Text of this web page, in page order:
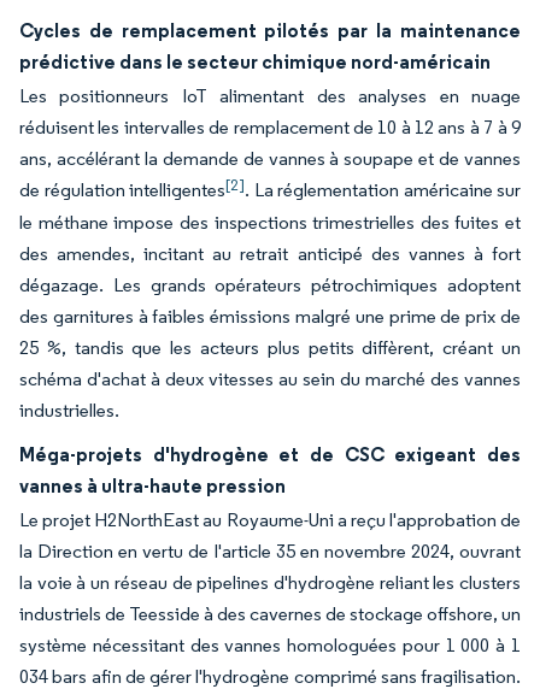
Cycles de remplacement pilotés par la maintenance
prédictive dans le secteur chimique nord-américain
Les positionneurs IoT alimentant des analyses en nuage
réduisent les intervalles de remplacement de 10 à 12 ans à 7 à 9
ans, accélérant la demande de vannes à soupape et de vannes
de régulation intelligentes[2]. La réglementation américaine sur
le méthane impose des inspections trimestrielles des fuites et
des amendes, incitant au retrait anticipé des vannes à fort
dégazage. Les grands opérateurs pétrochimiques adoptent
des garnitures à faibles émissions malgré une prime de prix de
25 %, tandis que les acteurs plus petits diffèrent, créant un
schéma d'achat à deux vitesses au sein du marché des vannes
industrielles.
Méga-projets d'hydrogène et de CSC exigeant des
vannes à ultra-haute pression
Le projet H2NorthEast au Royaume-Uni a reçu l'approbation de
la Direction en vertu de l'article 35 en novembre 2024, ouvrant
la voie à un réseau de pipelines d'hydrogène reliant les clusters
industriels de Teesside à des cavernes de stockage offshore, un
système nécessitant des vannes homologuées pour 1 000 à 1
034 bars afin de gérer l'hydrogène comprimé sans fragilisation.